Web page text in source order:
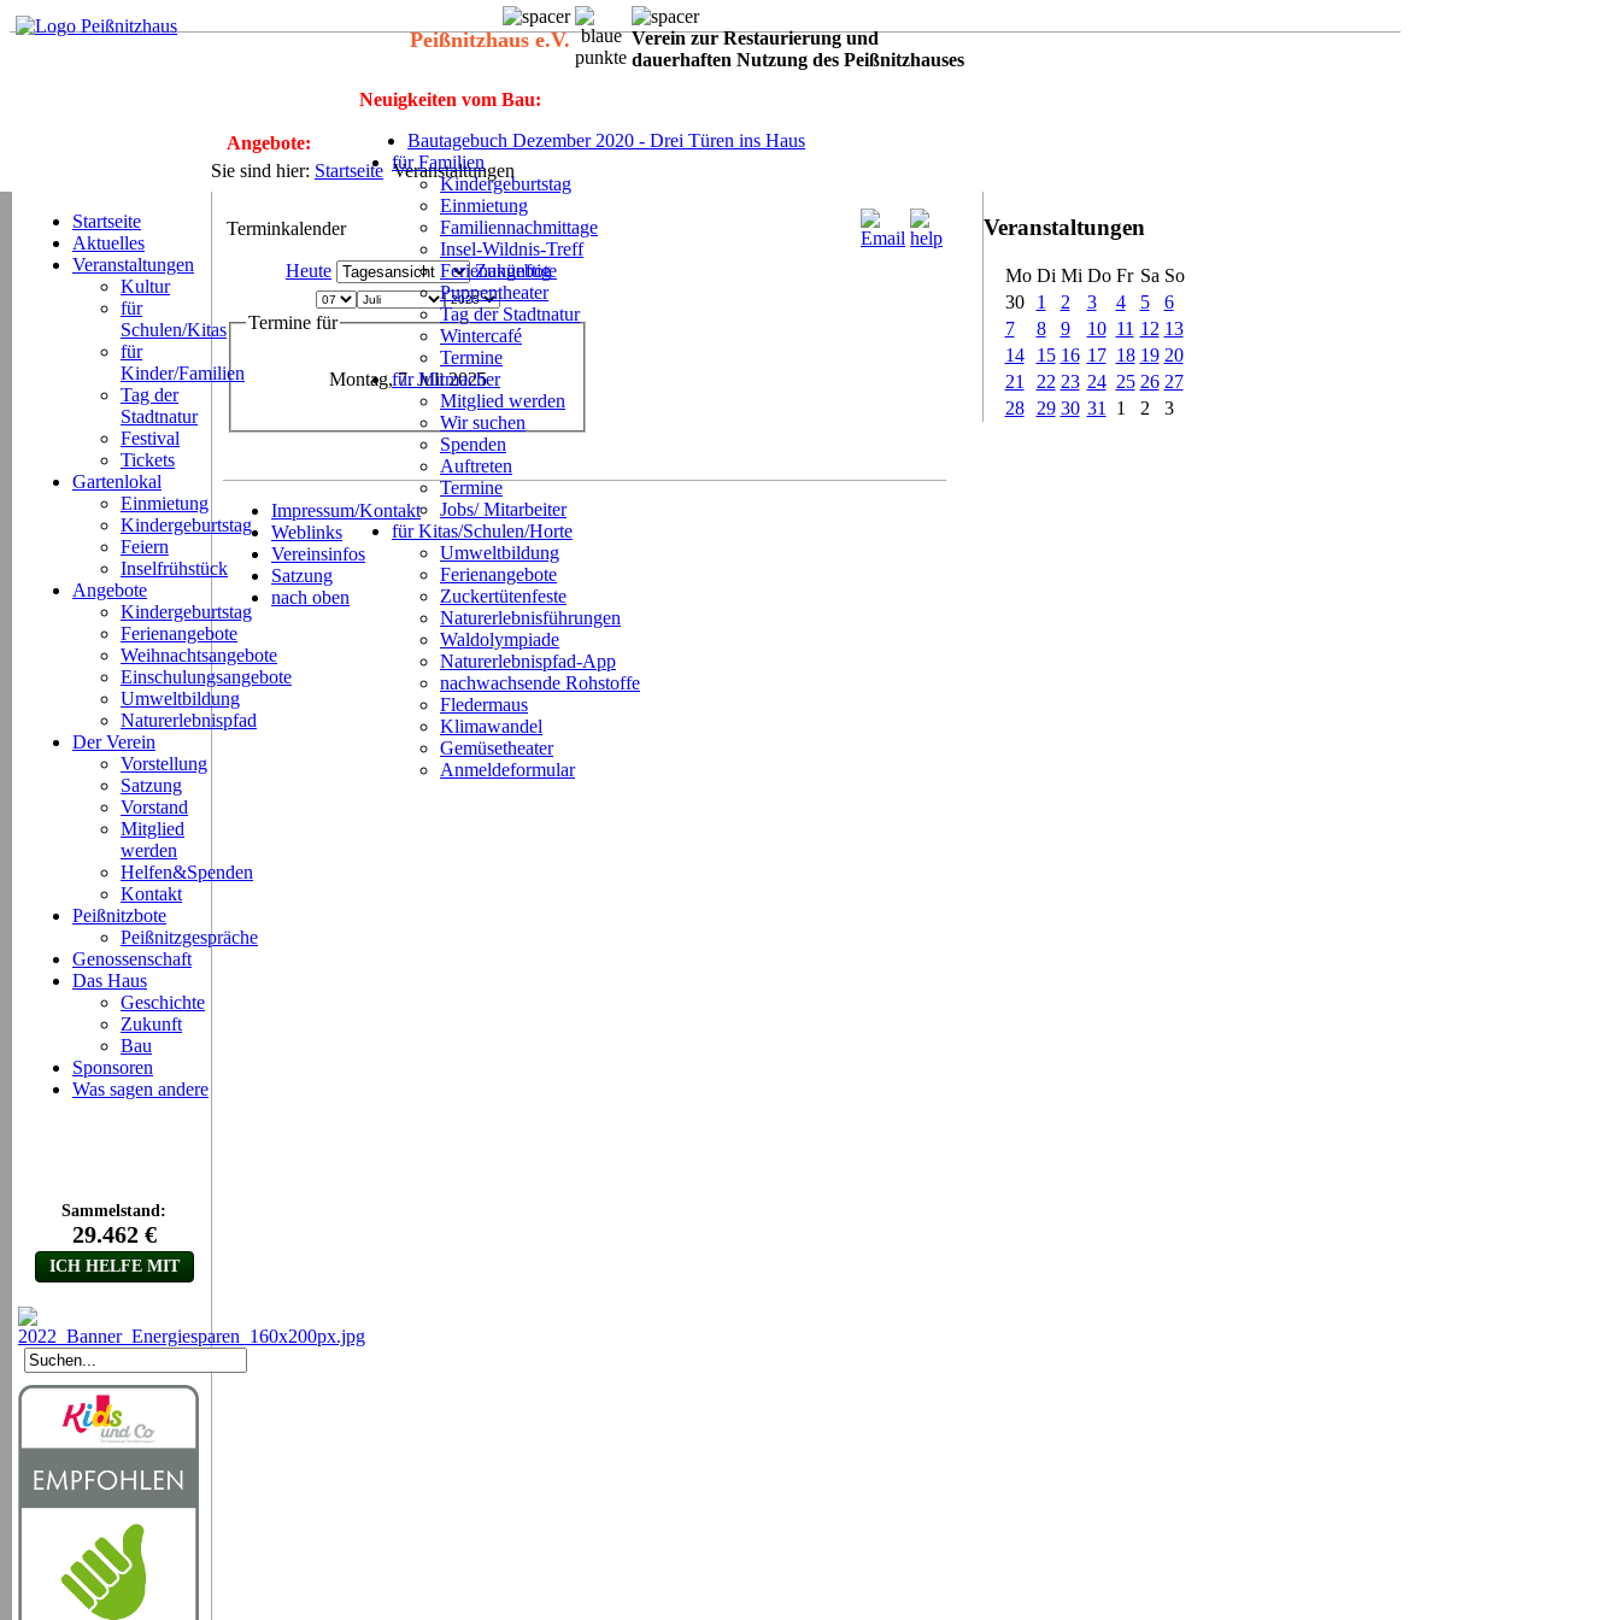
Peißnitzhaus e.V.
Verein zur Restaurierung und
dauerhaften Nutzung des Peißnitzhauses
Neuigkeiten vom Bau:
Bautagebuch Dezember 2020 - Drei Türen ins Haus
für Familien
Kindergeburtstag
Einmietung
Familiennachmittage
Insel-Wildnis-Treff
Ferienangebote
Puppentheater
Tag der Stadtnatur
Wintercafé
Termine
für Mitmacher
Mitglied werden
Wir suchen
Spenden
Auftreten
Termine
Jobs/ Mitarbeiter
für Kitas/Schulen/Horte
Umweltbildung
Ferienangebote
Zuckertütenfeste
Naturerlebnisführungen
Waldolympiade
Naturerlebnispfad-App
nachwachsende Rohstoffe
Fledermaus
Klimawandel
Gemüsetheater
Anmeldeformular
Angebote:
Sie sind hier: Startseite Veranstaltungen
Startseite
Aktuelles
Veranstaltungen
Kultur
für
Schulen/Kitas
für
Kinder/Familien
Tag der
Stadtnatur
Festival
Tickets
Gartenlokal
Einmietung
Kindergeburtstag
Feiern
Inselfrühstück
Angebote
Kindergeburtstag
Ferienangebote
Weihnachtsangebote
Einschulungsangebote
Umweltbildung
Naturerlebnispfad
Der Verein
Vorstellung
Satzung
Vorstand
Mitglied
werden
Helfen&Spenden
Kontakt
Peißnitzbote
Peißnitzgespräche
Genossenschaft
Das Haus
Geschichte
Zukunft
Bau
Sponsoren
Was sagen andere
Veranstaltungen
Mo Di Mi Do Fr Sa So
30
1 2 3 4 5
6
7
8 9 10 11 12 13
14
15 16 17 18 19 20
21
22 23 24 25 26 27
28
29 30 31 1 2 3
Terminkalender
Heute Zukünftig
Termine für
Montag, 7. Juli 2025
Impressum/Kontakt
Weblinks
Vereinsinfos
Satzung
nach oben